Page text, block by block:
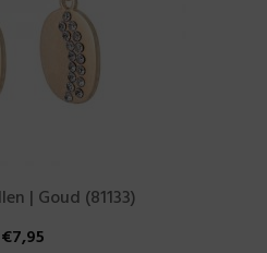
| Goud (81133)
€7,95